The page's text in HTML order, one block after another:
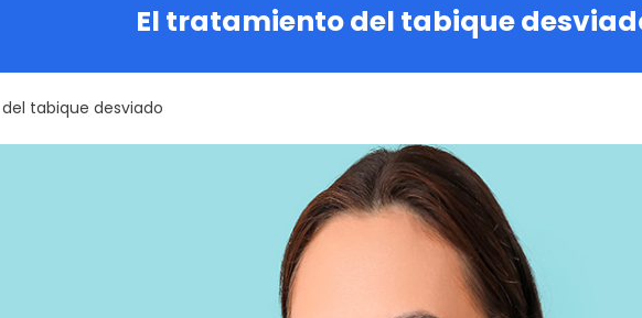
El tratamiento del tabique
tabique desviado